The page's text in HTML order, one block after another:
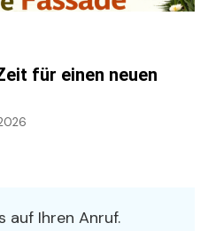
für einen neuen
auf Ihren Anruf.